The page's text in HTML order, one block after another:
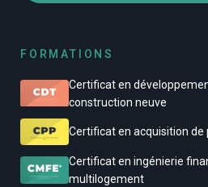
FORMATIONS
Certificat en
construction neuve
Certificat en acquisition de
Certificat en ingénierie
multilogement